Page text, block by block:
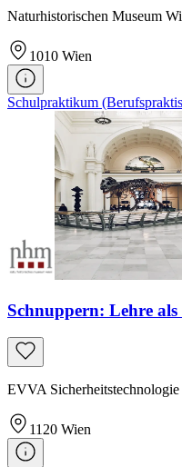
Naturhistorischen Museum
1010 Wien
Schulpraktikum
Schnuppern: Lehre
EVVA Sicherheitstechnologie
1120 Wien